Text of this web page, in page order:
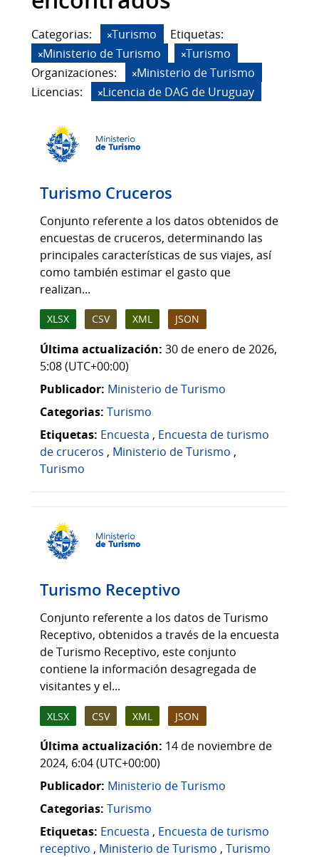
Categorias: Turismo
Etiquetas:
Ministerio de Turismo
Turismo
Organizaciones:
Ministerio de Turismo
Licencias:
Licencia de DAG de Uruguay
Turismo Cruceros
Conjunto referente a los datos obtenidos de
encuestas de cruceros, determinando las
principales características de sus viajes, así
como también estimar el gasto que
realizan...
XLSX CSV XML JSON
Última actualización: 30 de enero de 2026,
5:08 (UTC+00:00)
Publicador: Ministerio de Turismo
Categorias: Turismo
Etiquetas: Encuesta , Encuesta de turismo
de cruceros , Ministerio de Turismo ,
Turismo
Turismo Receptivo
Conjunto referente a los datos de Turismo
Receptivo, obtenidos a través de la encuesta
de Turismo Receptivo, este conjunto
contiene la información desagregada de
visitantes y el...
XLSX CSV XML JSON
Última actualización: 14 de noviembre de
2024, 6:04 (UTC+00:00)
Publicador: Ministerio de Turismo
Categorias: Turismo
Etiquetas: Encuesta , Encuesta de turismo
receptivo , Ministerio de Turismo , Turismo